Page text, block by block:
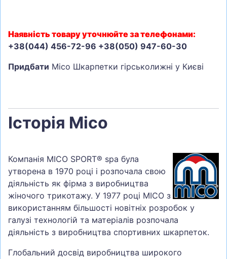
Наявність товару уточнюйте за телефонами:
+38(044) 456-72-96 +38(050) 947-60-30
Придбати Mico Шкарпетки гірськолижні у Києві
Історія Mico
Компанія MICO SPORT® spa була
утворена в 1970 році і розпочала свою
діяльність як фірма з виробництва
жіночого трикотажу. У 1977 році MICO з
використанням більшості новітніх розробок у
галузі технологій та матеріалів розпочала
діяльність з виробництва спортивних шкарпеток.
Глобальний досвід виробництва широкого